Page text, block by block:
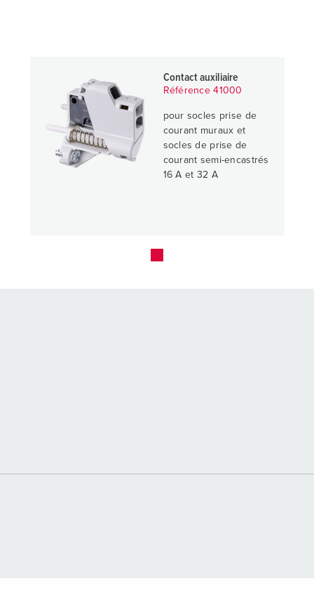
Contact auxiliaire
Référence 41000
pour socles prise de
courant muraux et
socles de prise de
courant semi-encastrés
16 A et 32 A